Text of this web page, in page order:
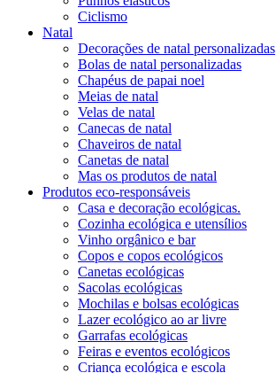
Ciclismo
Natal
Decorações de natal personalizadas
Bolas de natal personalizadas
Chapéus de papai noel
Meias de natal
Velas de natal
Canecas de natal
Chaveiros de natal
Canetas de natal
Mas os produtos de natal
Produtos eco-responsáveis
Casa e decoração ecológicas.
Cozinha ecológica e utensílios
Vinho orgânico e bar
Copos e copos ecológicos
Canetas ecológicas
Sacolas ecológicas
Mochilas e bolsas ecológicas
Lazer ecológico ao ar livre
Garrafas ecológicas
Feiras e eventos ecológicos
Criança ecológica e escola